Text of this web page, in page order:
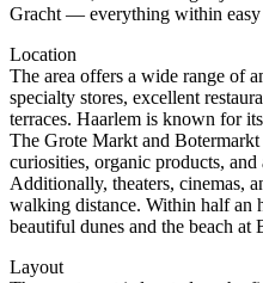
Gracht — everything within easy
Location
The area offers a wide range of
specialty stores, excellent
terraces. Haarlem is known for
The Grote Markt and
curiosities, organic products,
Additionally, theaters, cinemas,
walking distance. Within half an
beautiful dunes and the beach at
Layout